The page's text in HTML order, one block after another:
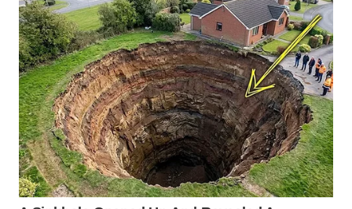
WN
MALUKU
WN
MALUT
WN
DAIRI
WN
DANAU